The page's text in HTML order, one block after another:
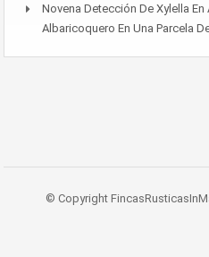
Novena Detección De Xylella En
Albaricoquero En Una Parcela
© Copyright